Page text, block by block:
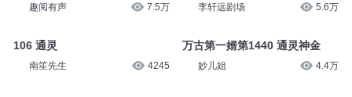
趣阅有声 7.5万
106 通灵
南笙先生 4245
李轩远剧场 5.6万
万古第一婿第1440 通灵神金
妙儿姐 4.4万